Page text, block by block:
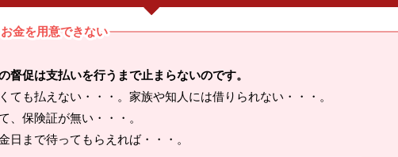
金を用意できない
督促は支払いを行うまで止まらないのです。
ても払えない・・・。家族や知人には借りられない・・・。
、保険証が無い・・・。
日まで待ってもらえれば・・・。